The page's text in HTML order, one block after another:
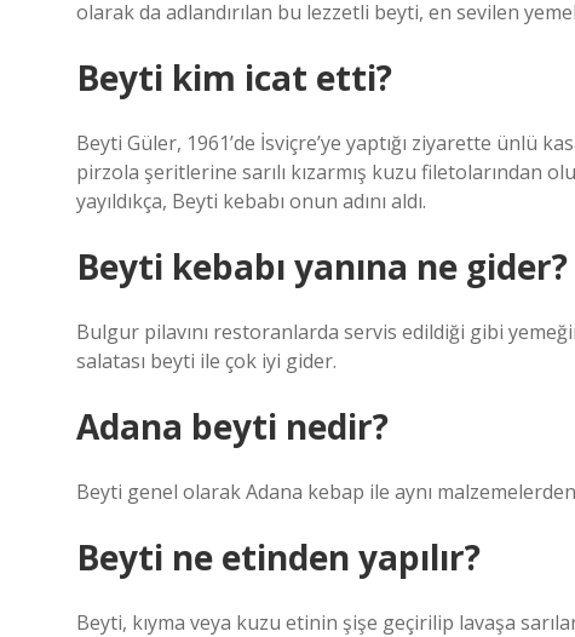
olarak da adlandırılan bu lezzetli beyti, en sevilen
Beyti kim icat etti?
Beyti Güler, 1961’de İsviçre’ye yaptığı ziyarette ünlü
pirzola şeritlerine sarılı kızarmış kuzu filetolarından
yayıldıkça, Beyti kebabı onun adını aldı.
Beyti kebabı yanına ne gider?
Bulgur pilavını restoranlarda servis edildiği gibi
salatası beyti ile çok iyi gider.
Adana beyti nedir?
Beyti genel olarak Adana kebap ile aynı
Beyti ne etinden yapılır?
Beyti, kıyma veya kuzu etinin şişe geçirilip lavaşa